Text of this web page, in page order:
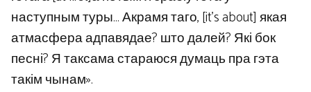
наступным туры… Акрамя таго, [it’s about] якая
атмасфера адпавядае? што далей? Які бок
песні? Я таксама стараюся думаць пра гэта
такім чынам».